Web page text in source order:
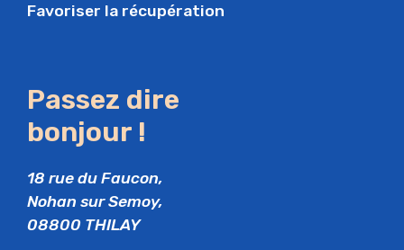
Favoriser la récupération
Passez dire
bonjour !
18 rue du Faucon,
Nohan sur Semoy,
08800 THILAY